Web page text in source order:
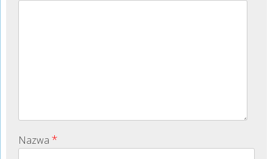
Nazwa *